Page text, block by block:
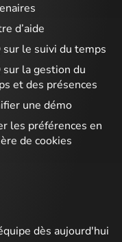
d’aide
sur le suivi du temps
sur la gestion du
et des présences
une démo
les préférences en
de cookies
dès aujourd'hui